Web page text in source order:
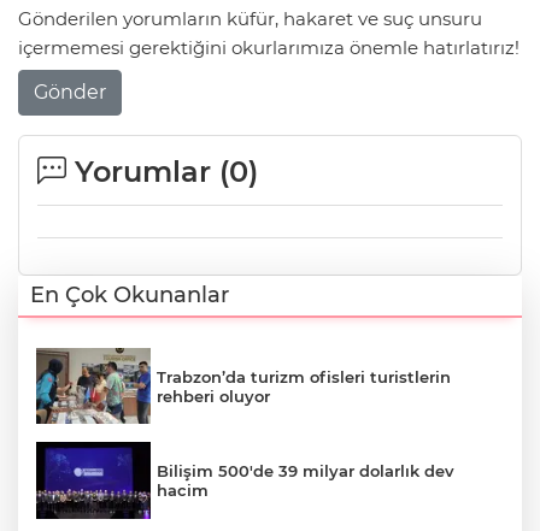
Gönderilen yorumların küfür, hakaret ve suç unsuru
içermemesi gerektiğini okurlarımıza önemle hatırlatırız!
Gönder
Yorumlar (0)
En Çok Okunanlar
Trabzon’da turizm ofisleri turistlerin
rehberi oluyor
Bilişim 500'de 39 milyar dolarlık dev
hacim